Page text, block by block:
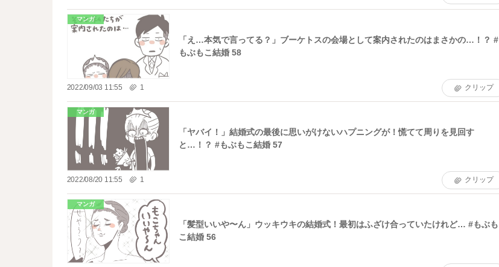
マンガ
「え…本気で言ってる？」ブーケトスの会場として案内されたのはまさかの…！？ #
もぶもこ結婚 58
2022/09/03 11:55 1 クリップ
マンガ
「ヤバイ！」結婚式の最後に思いがけないハプニングが！慌てて周りを見回す
と…！？ #もぶもこ結婚 57
2022/08/20 11:55 1 クリップ
マンガ
「髪型いいや〜ん」ウッキウキの結婚式！最初はふざけ合っていたけれど… #もぶも
こ結婚 56